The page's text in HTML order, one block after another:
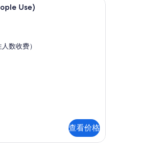
Use)
数收费）
查看价格